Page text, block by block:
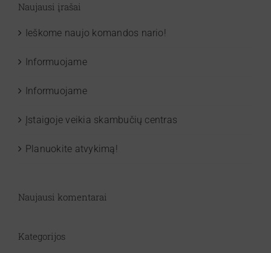
Naujausi įrašai
Ieškome naujo komandos nario!
Informuojame
Informuojame
Įstaigoje veikia skambučių centras
Planuokite atvykimą!
Naujausi komentarai
Kategorijos